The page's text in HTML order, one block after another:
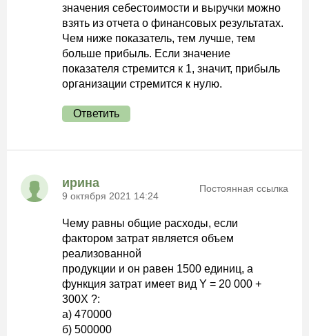
значения себестоимости и выручки можно
взять из отчета о финансовых результатах.
Чем ниже показатель, тем лучше, тем
больше прибыль. Если значение
показателя стремится к 1, значит, прибыль
организации стремится к нулю.
Ответить
ирина
9 октября 2021 14:24
Постоянная ссылка
Чему равны общие расходы, если
фактором затрат является объем
реализованной
продукции и он равен 1500 единиц, а
функция затрат имеет вид Y = 20 000 +
300X ?:
а) 470000
б) 500000